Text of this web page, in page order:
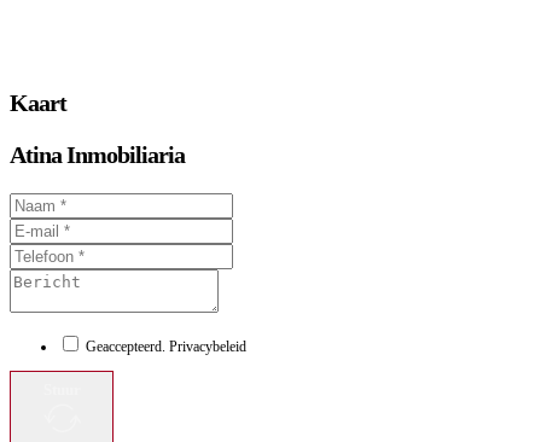
Kaart
Atina Inmobiliaria
Geaccepteerd. Privacybeleid